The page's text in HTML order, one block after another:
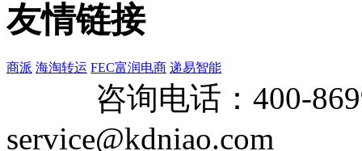
友情链接
商派 海淘转运 FEC富润电商 递易智能
咨询电话： 400-
service@kdniao.com